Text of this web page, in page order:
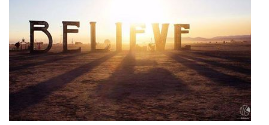
应
关
于
们